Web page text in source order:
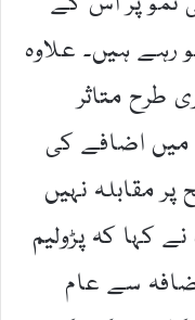
رہے ہیں۔ علاوہ
طرح متاثر
میں اضافے کی
مقابلہ نہیں
کہا کہ پڑولیم
سے عام